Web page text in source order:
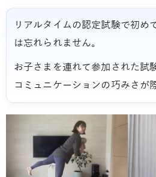
リアルタイムの認定試験で初め
は忘れられません。
お子さまを連れて参加された試
コミュニケーションの巧みさが